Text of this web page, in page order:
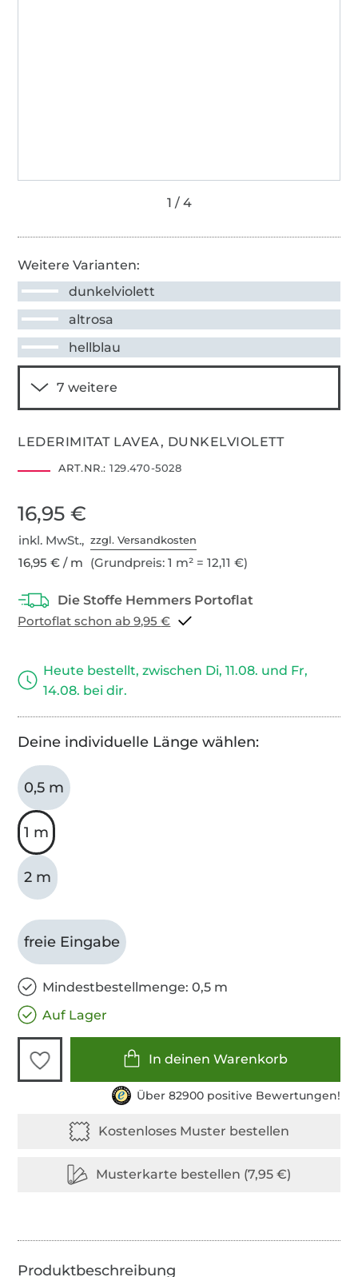
Weitere Varianten:
dunkelviolett
altrosa
hellblau
LEDERIMITAT LAVEA, DUNKELVIOLETT
ART.NR.: 129.470-5028
16,95 €
inkl. MwSt.,zzgl. Versandkosten
16,95 € / m (Grundpreis: 1 m² = 12,11 €)
Portoflat schon ab 9,95 €
Heute bestellt, zwischen Di, 11.08. und Fr,
14.08. bei dir.
Deine individuelle Länge wählen:
0,5 m
1 m
2 m
freie Eingabe
Mindestbestellmenge: 0,5 m
Auf Lager
In deinen Warenkorb
Über 82900 positive Bewertungen!